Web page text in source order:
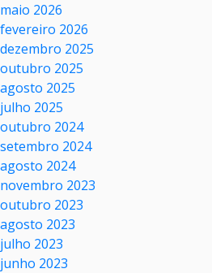
maio 2026
fevereiro 2026
dezembro 2025
outubro 2025
agosto 2025
julho 2025
outubro 2024
setembro 2024
agosto 2024
novembro 2023
outubro 2023
agosto 2023
julho 2023
junho 2023